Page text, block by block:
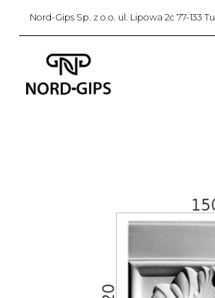
Nord-Gips Sp. z o.o. ul. Lipowa 2c 77-133